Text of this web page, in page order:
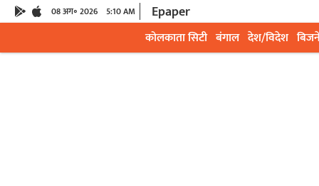
08 अग॰ 2026 5:10 AM Epaper
कोलकाता सिटी बंगाल देश/विदेश